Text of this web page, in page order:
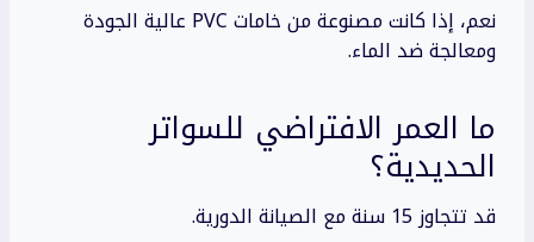
نعم، إذا كانت مصنوعة من خامات PVC عالية الجودة
ومعالجة ضد الماء.
ما العمر الافتراضي للسواتر
الحديدية؟
قد تتجاوز 15 سنة مع الصيانة الدورية.